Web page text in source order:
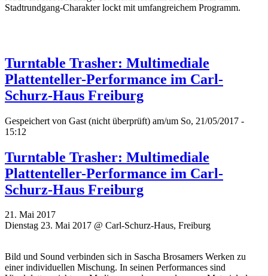
Stadtrundgang-Charakter lockt mit umfangreichem Programm.
Turntable Trasher: Multimediale
Plattenteller-Performance im Carl-
Schurz-Haus Freiburg
Gespeichert von Gast (nicht überprüft) am/um So, 21/05/2017 -
15:12
Turntable Trasher: Multimediale
Plattenteller-Performance im Carl-
Schurz-Haus Freiburg
21. Mai 2017
Dienstag 23. Mai 2017 @ Carl-Schurz-Haus, Freiburg
Bild und Sound verbinden sich in Sascha Brosamers Werken zu
einer individuellen Mischung. In seinen Performances sind